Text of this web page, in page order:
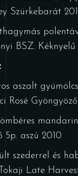
Szürkebarát
BSZ. Kéknyelű
aszalt
Rosé
5p. aszú 2010
szederrel és
Late